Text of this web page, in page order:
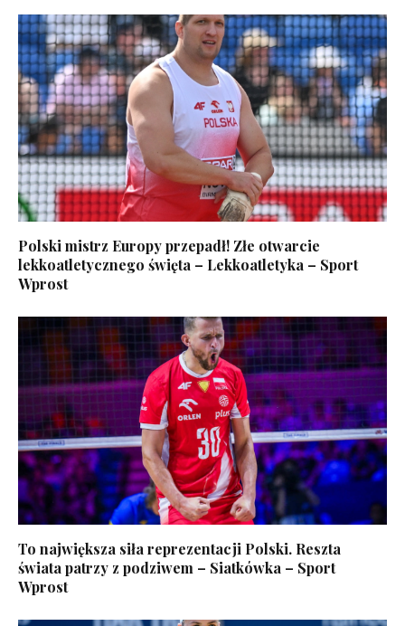
Polski mistrz Europy przepadł! Złe otwarcie
lekkoatletycznego święta – Lekkoatletyka – Sport
Wprost
To największa siła reprezentacji Polski. Reszta
świata patrzy z podziwem – Siatkówka – Sport
Wprost